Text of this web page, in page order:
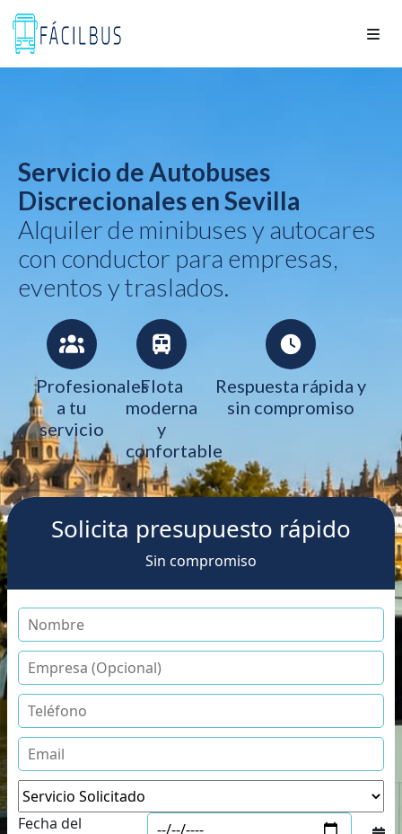
Servicio de Autobuses
Discrecionales en Sevilla
Alquiler de minibuses y autocares
con conductor para empresas,
eventos y traslados.
Profesionales
a tu
servicio
Flota
moderna
y
confortable
Respuesta rápida y
sin compromiso
Solicita presupuesto rápido
Sin compromiso
Fecha del